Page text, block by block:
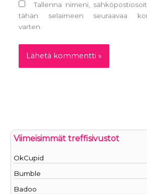
Tallenna nimeni,
tähän selaimeen seuraavaa
varten.
Viimeisimmät treffisivustot
OkCupid
Bumble
Badoo